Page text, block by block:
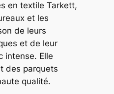
en textile Tarkett,
et les
de leurs
et de leur
intense. Elle
des parquets
qualité.